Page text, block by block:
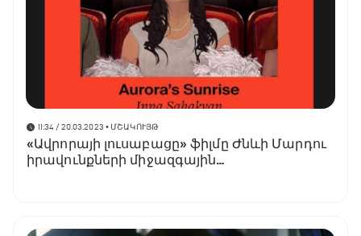
11:34 / 20.03.2023 • ՄՇԱԿՈՒՅԹ
«Ավրորայի լուսաբացը» ֆիլմը Ժնևի Մարդու
իրավունքների միջազգային